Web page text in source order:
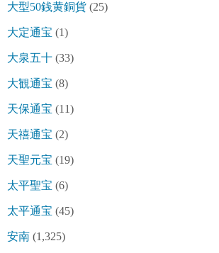
大型50銭黄銅貨 (25)
大定通宝 (1)
大泉五十 (33)
大観通宝 (8)
天保通宝 (11)
天禧通宝 (2)
天聖元宝 (19)
太平聖宝 (6)
太平通宝 (45)
安南 (1,325)